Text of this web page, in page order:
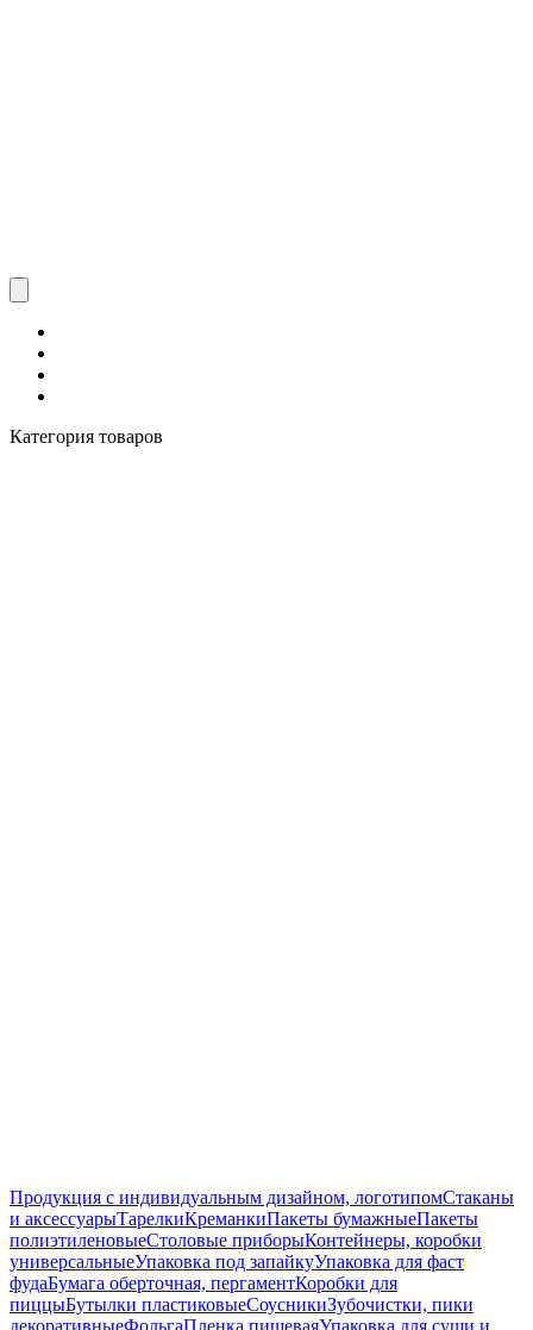
Категория товаров
Продукция с индивидуальным дизайном, логотипомСтаканы
и аксессуарыТарелкиКреманкиПакеты бумажныеПакеты
полиэтиленовыеСтоловые приборыКонтейнеры, коробки
универсальныеУпаковка под запайкуУпаковка для фаст
фудаБумага оберточная, пергаментКоробки для
пиццыБутылки пластиковыеСоусникиЗубочистки, пики
декоративныеФольгаПленка пищеваяУпаковка для суши и